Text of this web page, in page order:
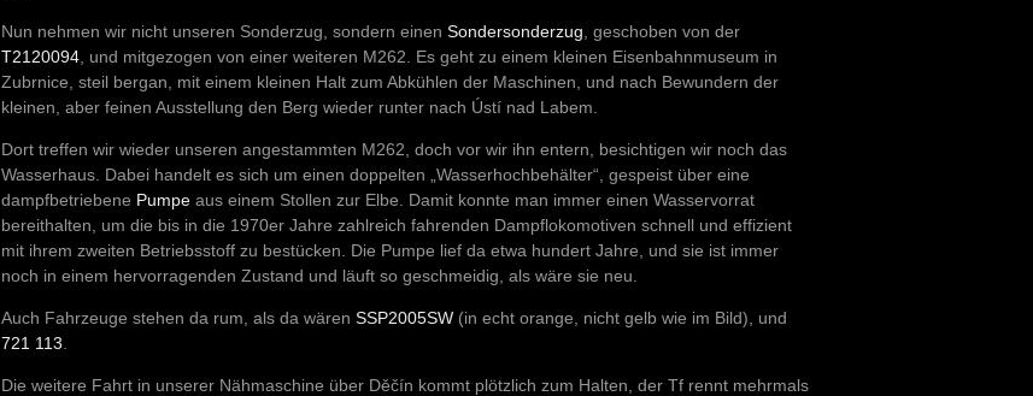
Nun nehmen wir nicht unseren Sonderzug, sondern einen Sondersonderzug , geschoben von der
T2120094 , und mitgezogen von einer weiteren M262. Es geht zu einem kleinen Eisenbahnmuseum in
Zubrnice, steil bergan, mit einem kleinen Halt zum Abkühlen der Maschinen, und nach Bewundern der
kleinen, aber feinen Ausstellung den Berg wieder runter nach Ústí nad Labem.
Dort treffen wir wieder unseren angestammten M262, doch vor wir ihn entern, besichtigen wir noch das
Wasserhaus. Dabei handelt es sich um einen doppelten „Wasserhochbehälter“, gespeist über eine
dampfbetriebene Pumpe aus einem Stollen zur Elbe. Damit konnte man immer einen Wasservorrat
bereithalten, um die bis in die 1970er Jahre zahlreich fahrenden Dampflokomotiven schnell und effizient
mit ihrem zweiten Betriebsstoff zu bestücken. Die Pumpe lief da etwa hundert Jahre, und sie ist immer
noch in einem hervorragenden Zustand und läuft so geschmeidig, als wäre sie neu.
Auch Fahrzeuge stehen da rum, als da wären SSP2005SW (in echt orange, nicht gelb wie im Bild), und
721 113
Die weitere Fahrt in unserer Nähmaschine über Děčín kommt plötzlich zum Halten, der Tf rennt mehrmals